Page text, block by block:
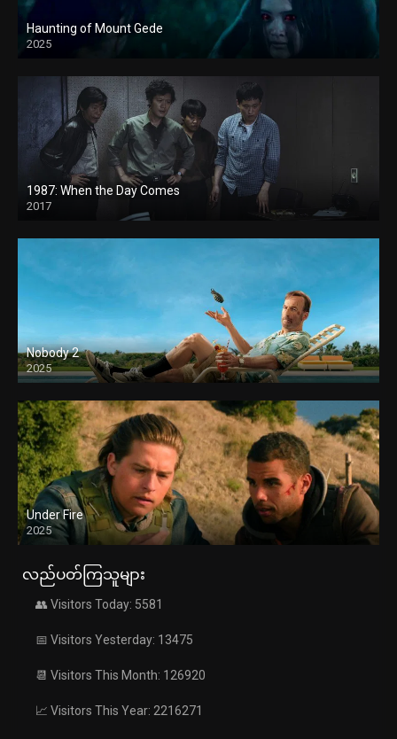
Haunting of Mount Gede
2025
1987: When the Day Comes
2017
Nobody 2
2025
Under Fire
2025
လည်ပတ်ကြသူများ
👥 Visitors Today: 5581
📅 Visitors Yesterday: 13475
📆 Visitors This Month: 126920
📈 Visitors This Year: 2216271